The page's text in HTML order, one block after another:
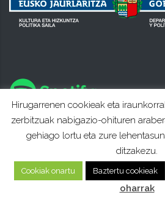
Hirugarrenen cookieak eta
zerbitzuak nabigazio-ohituren
gehiago lortu eta zure
ditzakezu.
Cookiak onartu Baztertu cookieak
oharrak